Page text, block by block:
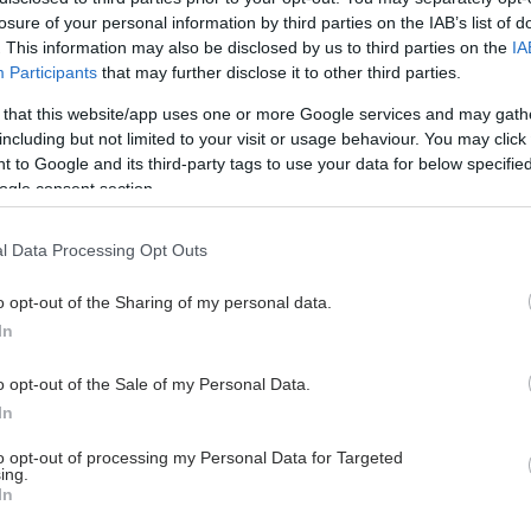
of your personal information by third parties on the IAB’s list of
This information may also be disclosed by us to third parties on the
Participants that may further disclose it to other third parties.
that this website/app uses one or more Google services and may
but not limited to your visit or usage behaviour. You may
to Google and its third-party tags to use your data for below
consent section.
Data Processing Opt Outs
opt-out of the Sharing of my personal data.
opt-out of the Sale of my Personal Data.
opt-out of processing my Personal Data for Targeted
πως υπάρχουν αυτές και αυτές οι παρενέργειες..” και
Επόμενο είναι ο γιατρός να απορεί πως ο ασθενής
γιατί κάθε περίπτωση δεν είναι ίδια. Πολύ κακός
και τις γνώσεις του γιατρού. Το δε πιο τραγικό απ΄όλα
ασθενείς έχουν έτοιμη την απάντηση όταν τους
φαρμακευτική θεραπεία. Που φτάσαμε....
Loading...Σχολίου